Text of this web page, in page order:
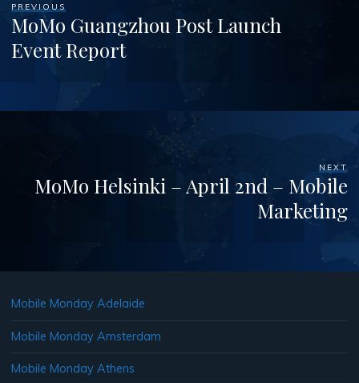
PREVIOUS
MoMo Guangzhou Post Launch
Event Report
NEXT
MoMo Helsinki – April 2nd – Mobile
Marketing
Mobile Monday Adelaide
Mobile Monday Amsterdam
Mobile Monday Athens